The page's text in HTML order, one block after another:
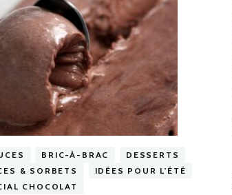
BRIC-À-BRAC
DESSERTS
& SORBETS
IDÉES POUR L'ÉTÉ
CHOCOLAT